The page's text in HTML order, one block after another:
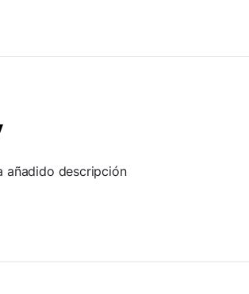
añadido descripción